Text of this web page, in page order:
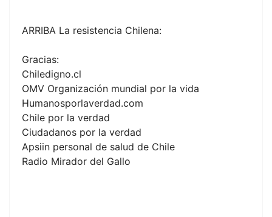
ARRIBA La resistencia Chilena:
Gracias:
Chiledigno.cl
OMV Organización mundial por la vida
Humanosporlaverdad.com
Chile por la verdad
Ciudadanos por la verdad
Apsiin personal de salud de Chile
Radio Mirador del Gallo